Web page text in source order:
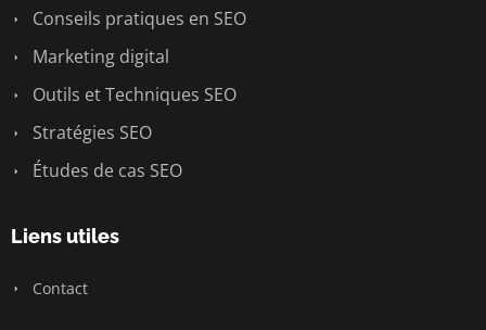
Conseils pratiques en SEO
Marketing digital
Outils et Techniques SEO
Stratégies SEO
Études de cas SEO
Liens utiles
Contact